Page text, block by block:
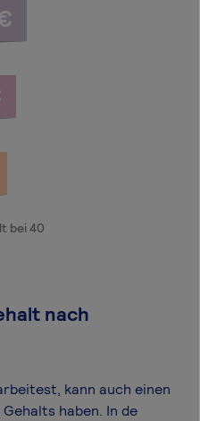
bei 40
nach
kann auch einen
haben. In de